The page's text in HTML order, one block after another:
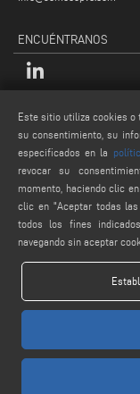
ENCUÉNTRANOS
LEGALES
PRIVACY POLICY
LEGAL NOTES
COOKIE POLICY
Este sitio utiliza cookies o
su consentimiento, su
especificados en la
revocar su
momento, haciendo clic
clic en "Aceptar todas
todos los fines
navegando sin aceptar